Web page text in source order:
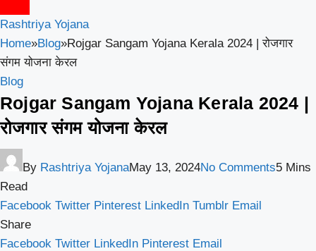
Rashtriya Yojana
Home»Blog»Rojgar Sangam Yojana Kerala 2024 | रोजगार
संगम योजना केरल
Blog
Rojgar Sangam Yojana Kerala 2024 |
रोजगार संगम योजना केरल
By Rashtriya YojanaMay 13, 2024No Comments5 Mins
Read
Facebook Twitter Pinterest LinkedIn Tumblr Email
Share
Facebook Twitter LinkedIn Pinterest Email